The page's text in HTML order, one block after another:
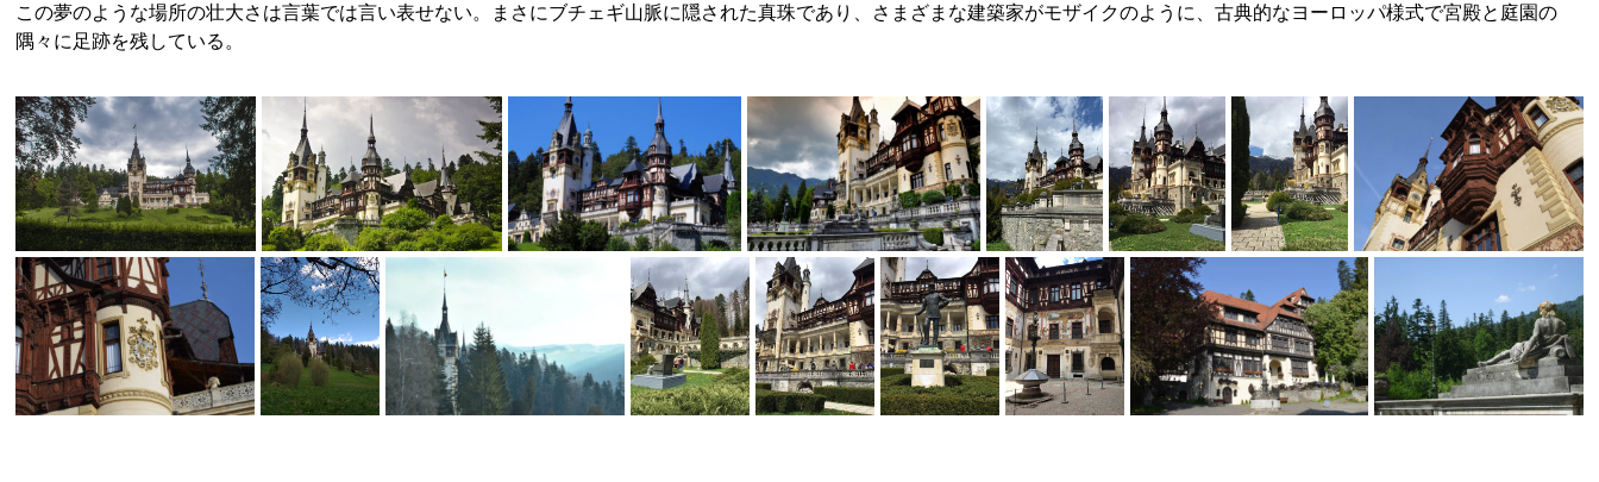
この夢のような場所の壮大さは言葉では言い表せない。まさにブチェギ山脈に隠された真珠であり、さまざまな建築家がモザイクのように、古典的なヨーロッパ様式で宮殿と庭園の
隅々に足跡を残している。